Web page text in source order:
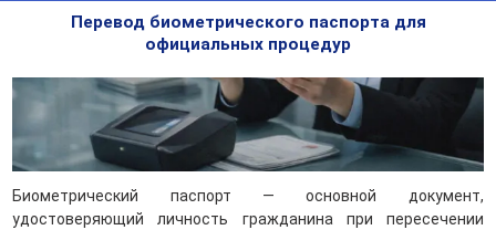
Перевод биометрического паспорта для
официальных процедур
Биометрический паспорт — основной документ,
удостоверяющий личность гражданина при пересечении